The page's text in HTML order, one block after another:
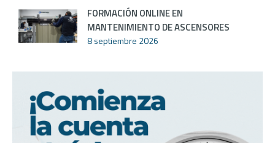
FORMACIÓN ONLINE EN
MANTENIMIENTO DE ASCENSORES
8 septiembre 2026